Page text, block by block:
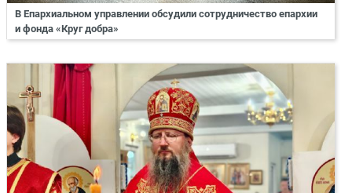
В Епархиальном управлении обсудили сотрудничество епархии
и фонда «Круг добра»